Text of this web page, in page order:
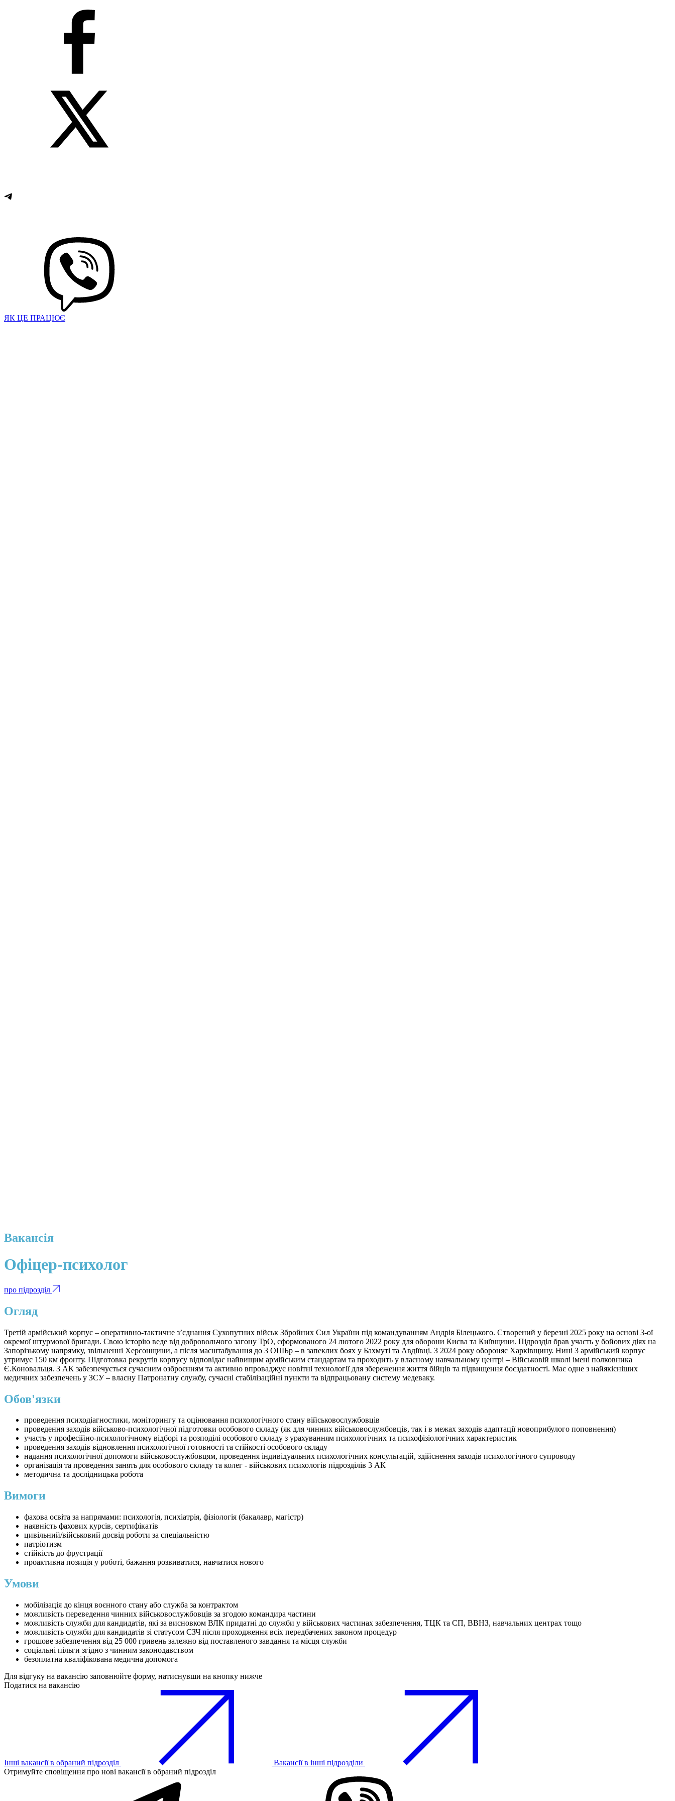
ЯК ЦЕ ПРАЦЮЄ
Вакансія
Офіцер-психолог
про підрозділ
Огляд
Третій армійський корпус – оперативно-тактичне з’єднання Сухопутних військ Збройних Сил України під командуванням Андрія Білецького. Створений у березні 2025 року на основі 3-ої
окремої штурмової бригади. Свою історію веде від добровольчого загону ТрО, сформованого 24 лютого 2022 року для оборони Києва та Київщини. Підрозділ брав участь у бойових діях на
Запорізькому напрямку, звільненні Херсонщини, а після масштабування до 3 ОШБр – в запеклих боях у Бахмуті та Авдіївці. З 2024 року обороняє Харківщину. Нині 3 армійський корпус
утримує 150 км фронту. Підготовка рекрутів корпусу відповідає найвищим армійським стандартам та проходить у власному навчальному центрі – Військовій школі імені полковника
Є.Коновальця. 3 АК забезпечується сучасним озброєнням та активно впроваджує новітні технології для збереження життя бійців та підвищення боєздатності. Має одне з найякісніших
медичних забезпечень у ЗСУ – власну Патронатну службу, сучасні стабілізаційні пункти та відпрацьовану систему медеваку.
Обов'язки
проведення психодіагностики, моніторингу та оцінювання психологічного стану військовослужбовців
проведення заходів військово-психологічної підготовки особового складу (як для чинних військовослужбовців, так і в межах заходів адаптації новоприбулого поповнення)
участь у професійно-психологічному відборі та розподілі особового складу з урахуванням психологічних та психофізіологічних характеристик
проведення заходів відновлення психологічної готовності та стійкості особового складу
надання психологічної допомоги військовослужбовцям, проведення індивідуальних психологічних консультацій, здійснення заходів психологічного супроводу
організація та проведення занять для особового складу та колег - військових психологів підрозділів 3 АК
методична та дослідницька робота
Вимоги
фахова освіта за напрямами: психологія, психіатрія, фізіологія (бакалавр, магістр)
наявність фахових курсів, сертифікатів
цивільний/військовий досвід роботи за спеціальністю
патріотизм
стійкість до фрустрації
проактивна позиція у роботі, бажання розвиватися, навчатися нового
Умови
мобілізація до кінця воєнного стану або служба за контрактом
можливість переведення чинних військовослужбовців за згодою командира частини
можливість служби для кандидатів, які за висновком ВЛК придатні до служби у військових частинах забезпечення, ТЦК та СП, ВВНЗ, навчальних центрах тощо
можливість служби для кандидатів зі статусом СЗЧ після проходження всіх передбачених законом процедур
грошове забезпечення від 25 000 гривень залежно від поставленого завдання та місця служби
соціальні пільги згідно з чинним законодавством
безоплатна кваліфікована медична допомога
Для відгуку на вакансію заповнюйте форму, натиснувши на кнопку нижче
Податися на вакансію
Інші вакансії в обраний підрозділ
Вакансії в інші підрозділи
Отримуйте сповіщення про нові вакансії в обраний підрозділ